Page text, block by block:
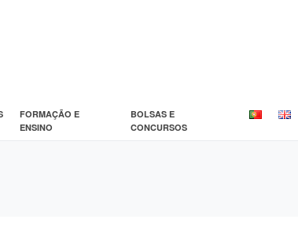
FORMAÇÃO E
ENSINO
BOLSAS E
CONCURSOS